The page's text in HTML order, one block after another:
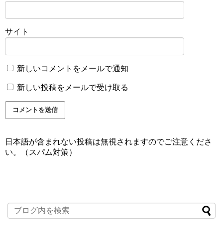
サイト
新しいコメントをメールで通知
新しい投稿をメールで受け取る
日本語が含まれない投稿は無視されますのでご注意くださ
い。（スパム対策）